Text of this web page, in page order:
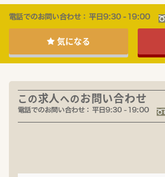
気になる
この求人へのお問い合わせ